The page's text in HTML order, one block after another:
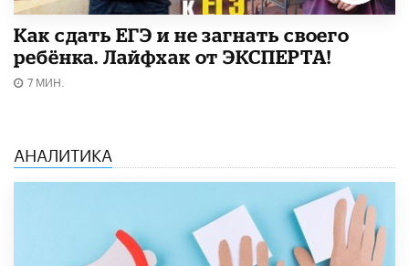
​Как сдать ЕГЭ и не загнать своего
ребёнка. Лайфхак от ЭКСПЕРТА!
7 МИН.
АНАЛИТИКА